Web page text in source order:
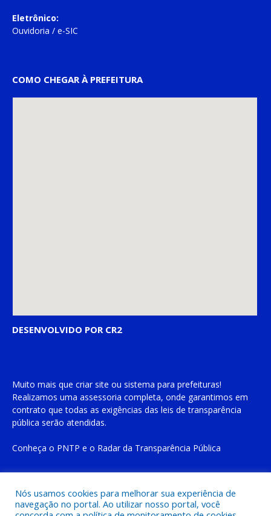
Eletrônico:
Ouvidoria / e-SIC
COMO CHEGAR À PREFEITURA
DESENVOLVIDO POR CR2
Muito mais que criar site ou sistema para prefeituras!
Realizamos uma assessoria completa, onde garantimos em
contrato que todas as exigências das leis de transparência
pública serão atendidas.
Conheça o PNTP e o Radar da Transparência Pública
Todos os direitos reservados a Prefeitura Municipal de Cachoeira
Nós usamos cookies para melhorar sua experiência de
navegação no portal. Ao utilizar nosso portal, você